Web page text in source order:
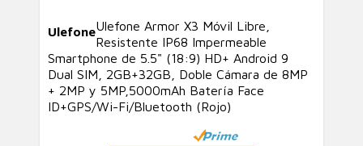
UlefoneUlefone Armor X3 Móvil Libre,
Resistente IP68 Impermeable
Smartphone de 5.5" (18:9) HD+ Android 9
Dual SIM, 2GB+32GB, Doble Cámara de 8MP
+ 2MP y 5MP,5000mAh Batería Face
ID+GPS/Wi-Fi/Bluetooth (Rojo)